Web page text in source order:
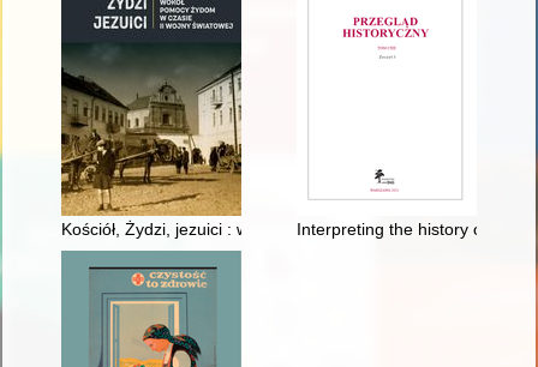
Kościół, Żydzi, jezuici : wokół pomocy Żydom w czasie II
Interpreting the history of